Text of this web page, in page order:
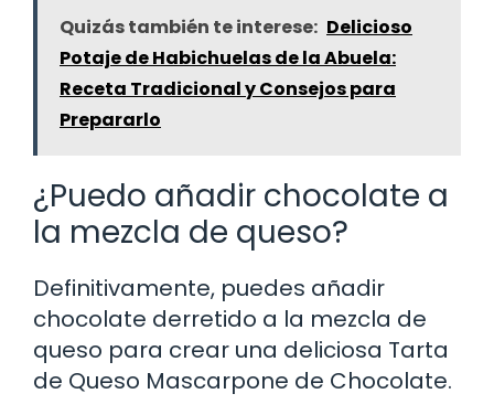
Quizás también te interese: Delicioso
Potaje de Habichuelas de la Abuela:
Receta Tradicional y Consejos para
Prepararlo
¿Puedo añadir chocolate a
la mezcla de queso?
Definitivamente, puedes añadir
chocolate derretido a la mezcla de
queso para crear una deliciosa Tarta
de Queso Mascarpone de Chocolate.